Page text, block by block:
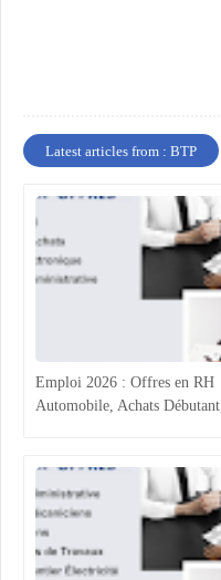
Latest articles from : BTP
Emploi 2026 : Offres en RH
Automobile, Achats Débutant,